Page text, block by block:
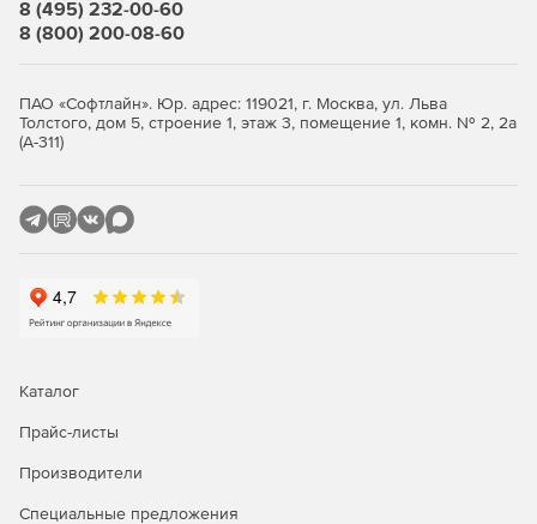
8 (495) 232-00-60
8 (800) 200-08-60
ПАО «Софтлайн». Юр. адрес: 119021, г. Москва, ул. Льва
Толстого, дом 5, строение 1, этаж 3, помещение 1, комн. № 2, 2а
(А-311)
Каталог
Прайс-листы
Производители
Специальные предложения